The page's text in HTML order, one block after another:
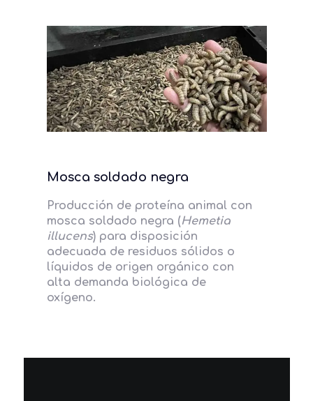
Mosca soldado negra
Producción de proteína animal con
mosca soldado negra (Hemetia
illucens) para disposición
adecuada de residuos sólidos o
líquidos de origen orgánico con
alta demanda biológica de
oxígeno.